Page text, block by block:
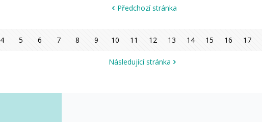
Předchozí stránka
4 5 6 7 8 9 10 11 12 13 14 15 16 17
Následující stránka